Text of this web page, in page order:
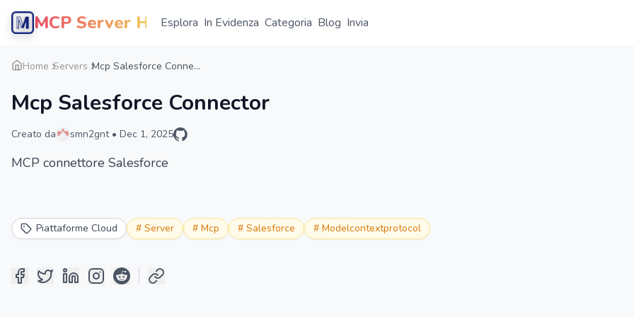
MCP Server HubEsplora In Evidenza Categoria Blog Invia
Home Servers Mcp Salesforce Conne...
Mcp Salesforce Connector
Creato da smn2gnt • Dec 1, 2025
MCP connettore Salesforce
Piattaforme Cloud # Server # Mcp # Salesforce # Modelcontextprotocol